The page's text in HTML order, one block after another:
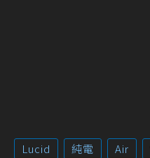
Lucid 純電 Air